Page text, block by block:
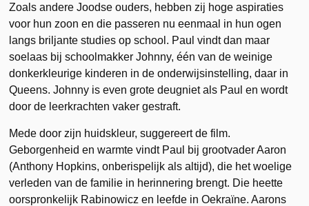
Zoals andere Joodse ouders, hebben zij hoge aspiraties
voor hun zoon en die passeren nu eenmaal in hun ogen
langs briljante studies op school. Paul vindt dan maar
soelaas bij schoolmakker Johnny, één van de weinige
donkerkleurige kinderen in de onderwijsinstelling, daar in
Queens. Johnny is even grote deugniet als Paul en wordt
door de leerkrachten vaker gestraft.
Mede door zijn huidskleur, suggereert de film.
Geborgenheid en warmte vindt Paul bij grootvader Aaron
(Anthony Hopkins, onberispelijk als altijd), die het woelige
verleden van de familie in herinnering brengt. Die heette
oorspronkelijk Rabinowicz en leefde in Oekraïne. Aarons